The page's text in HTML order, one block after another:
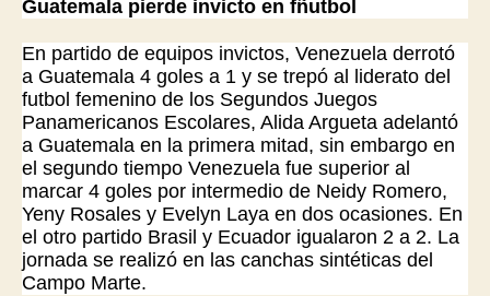
Guatemala pierde invicto en fñutbol
En partido de equipos invictos, Venezuela derrotó
a Guatemala 4 goles a 1 y se trepó al liderato del
futbol femenino de los Segundos Juegos
Panamericanos Escolares, Alida Argueta adelantó
a Guatemala en la primera mitad, sin embargo en
el segundo tiempo Venezuela fue superior al
marcar 4 goles por intermedio de Neidy Romero,
Yeny Rosales y Evelyn Laya en dos ocasiones. En
el otro partido Brasil y Ecuador igualaron 2 a 2. La
jornada se realizó en las canchas sintéticas del
Campo Marte.